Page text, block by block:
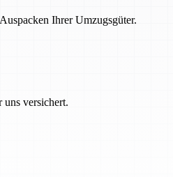
Ihrer Umzugsgüter.
uns versichert.